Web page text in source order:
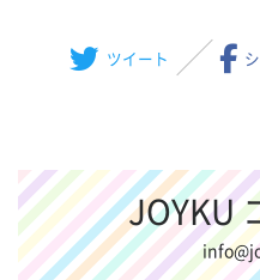
ツイート
JOYKU